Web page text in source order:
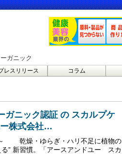
ガニック
レスリリース コラム
ガニック認証 の スカルプケ
株式会社…
乾燥・ゆらぎ・ハリ不足に植物の
” 新習慣。「アースアンドユー スカ